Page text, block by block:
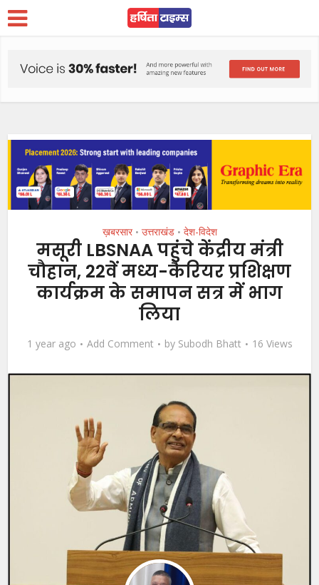
ख़बरसार • उत्तराखंड • देश-विदेश
मसूरी LBSNAA पहुंचे केंद्रीय मंत्री
चौहान, 22वें मध्य-कैरियर प्रशिक्षण
कार्यक्रम के समापन सत्र में भाग
लिया
1 year ago Add Comment by Subodh Bhatt 16 Views